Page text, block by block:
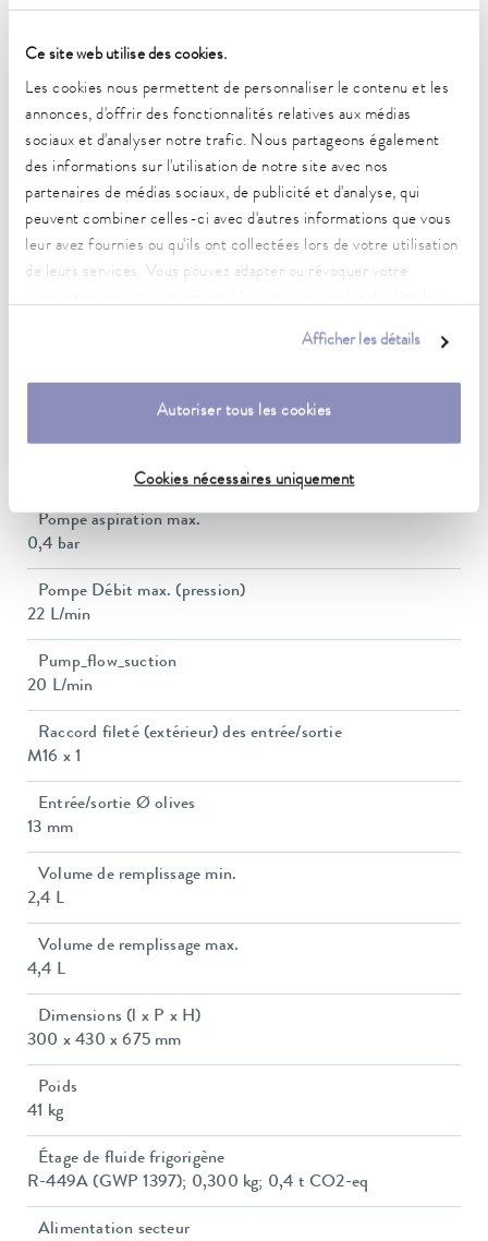
Ce site web utilise des cookies.
Les cookies nous permettent de personnaliser le contenu et les
annonces, d'offrir des fonctionnalités relatives aux médias
sociaux et d'analyser notre trafic. Nous partageons également
des informations sur l'utilisation de notre site avec nos
partenaires de médias sociaux, de publicité et d'analyse, qui
peuvent combiner celles-ci avec d'autres informations que vous
leur avez fournies ou qu'ils ont collectées lors de votre utilisation
de leurs services. Vous pouvez adapter ou révoquer votre
Afficher les détails
Autoriser tous les cookies
Cookies nécessaires uniquement
-45 ... 200 °C
Plage de température ambiante
5 ... 40 °C
Constance de la température
0,05 ± K
Puissance de chauffe max.
2,3 kW
Puissance absorbée max.
Consommation de courant
Pompe aspiration max.
0,4 bar
Pompe Débit max. (pression)
22 L/min
Pump_flow_suction
20 L/min
Raccord fileté (extérieur) des entrée/sortie
M16 x 1
Entrée/sortie Ø olives
13 mm
Volume de remplissage min.
2,4 L
Volume de remplissage max.
4,4 L
Dimensions (l x P x H)
300 x 430 x 675 mm
Poids
41 kg
Étage de fluide frigorigène
R-449A (GWP 1397); 0,300 kg; 0,4 t CO2-eq
Alimentation secteur